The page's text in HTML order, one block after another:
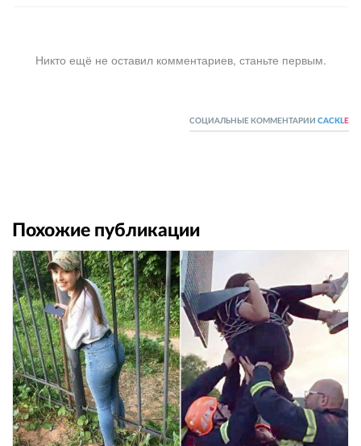
Никто ещё не оставил комментариев, станьте первым.
СОЦИАЛЬНЫЕ КОММЕНТАРИИ CACKL E
Похожие публикации